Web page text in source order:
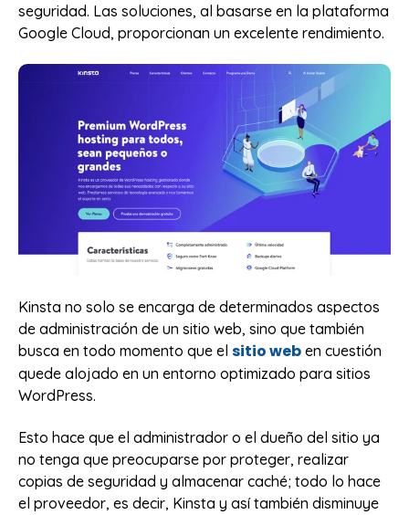
seguridad. Las soluciones, al basarse en la plataforma
Google Cloud, proporcionan un excelente rendimiento.
Kinsta no solo se encarga de determinados aspectos
de administración de un sitio web, sino que también
busca en todo momento que el sitio web en cuestión
quede alojado en un entorno optimizado para sitios
WordPress.
Esto hace que el administrador o el dueño del sitio ya
no tenga que preocuparse por proteger, realizar
copias de seguridad y almacenar caché; todo lo hace
el proveedor, es decir, Kinsta y así también disminuye